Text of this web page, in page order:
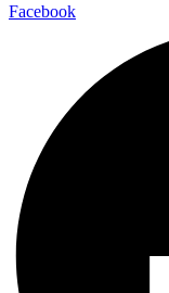
Facebook